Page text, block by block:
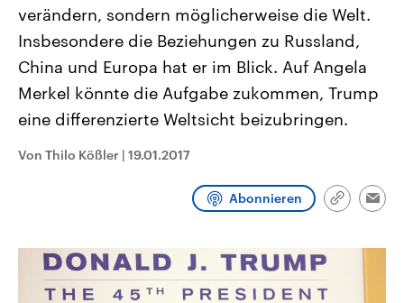
Landtagswahl Sachsen-Anhalt
2026
Alle Informationen
Sachsen-Anhalt wählt am 6.
September 2026 einen neuen
Landtag. Seit 2021 wird das
Bundesland von einer Koalition aus
Umfragen, Prognosen,
und Hintergründe zu den Parteien
und Kandidaten der anstehenden
Aktuelle Beiträge,
Hintergründe
Wirtschaftlich und
gehören die Vereinigten
den mächtigsten Ländern
mit großem Einfluss auf
Sendungen Programm
verändern, sondern möglicherweise die Welt.
Insbesondere die Beziehungen zu Russland,
China und Europa hat er im Blick. Auf Angela
Merkel könnte die Aufgabe zukommen, Trump
eine differenzierte Weltsicht beizubringen.
Von Thilo Kößler | 19.01.2017
Abonnieren
Link